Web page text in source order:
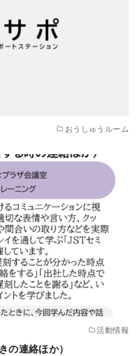
おうしゅうルーム
活動情報
の連絡ほか）